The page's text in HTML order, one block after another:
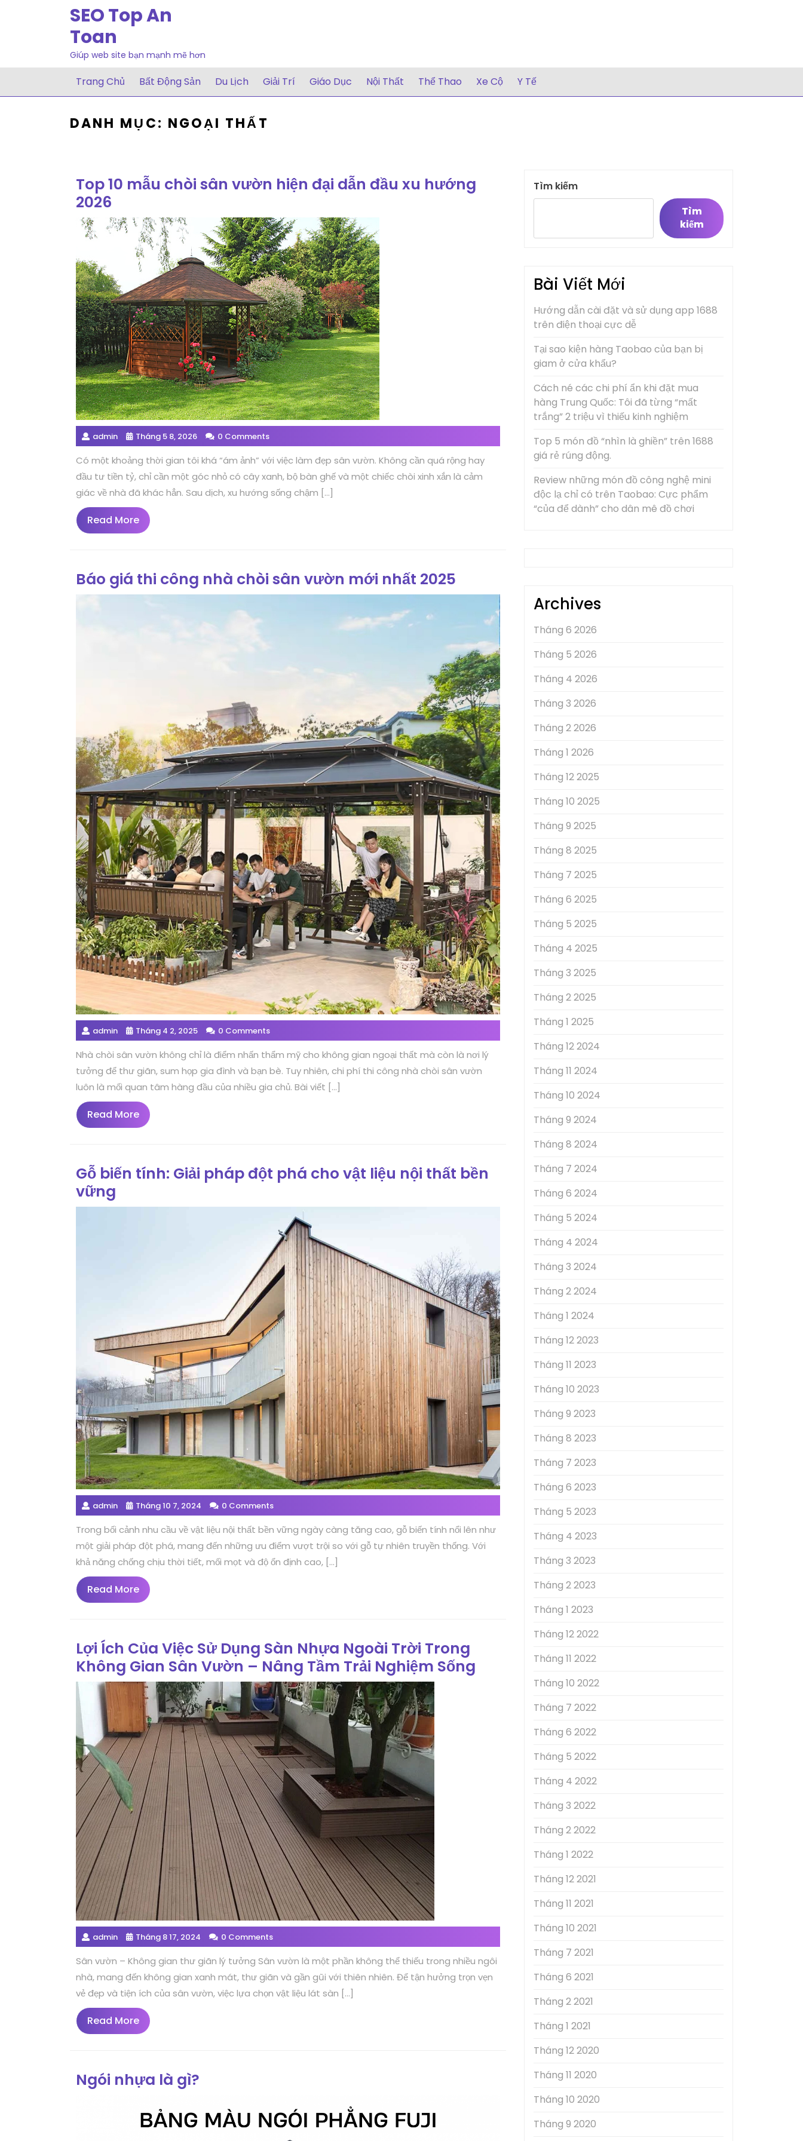
SEO Top An
Toan
Giúp web site bạn mạnh mẽ hơn
Trang Chủ Bất Động Sản Du Lịch Giải Trí Giáo Dục Nội Thất Thể Thao Xe Cộ Y Tế
DANH MỤC: NGOẠI THẤT
Top 10 mẫu chòi sân vườn hiện đại dẫn đầu xu hướng
2026
admin Tháng 5 8, 2026 0 Comments
Có một khoảng thời gian tôi khá “ám ảnh” với việc làm đẹp sân vườn. Không cần quá rộng hay
đầu tư tiền tỷ, chỉ cần một góc nhỏ có cây xanh, bộ bàn ghế và một chiếc chòi xinh xắn là cảm
giác về nhà đã khác hẳn. Sau dịch, xu hướng sống chậm […]
Read MoreRead
More
Báo giá thi công nhà chòi sân vườn mới nhất 2025
admin Tháng 4 2, 2025 0 Comments
Nhà chòi sân vườn không chỉ là điểm nhấn thẩm mỹ cho không gian ngoại thất mà còn là nơi lý
tưởng để thư giãn, sum họp gia đình và bạn bè. Tuy nhiên, chi phí thi công nhà chòi sân vườn
luôn là mối quan tâm hàng đầu của nhiều gia chủ. Bài viết […]
Read MoreRead
More
Gỗ biến tính: Giải pháp đột phá cho vật liệu nội thất bền
vững
admin Tháng 10 7, 2024 0 Comments
Trong bối cảnh nhu cầu về vật liệu nội thất bền vững ngày càng tăng cao, gỗ biến tính nổi lên như
một giải pháp đột phá, mang đến những ưu điểm vượt trội so với gỗ tự nhiên truyền thống. Với
khả năng chống chịu thời tiết, mối mọt và độ ổn định cao, […]
Read MoreRead
More
Lợi Ích Của Việc Sử Dụng Sàn Nhựa Ngoài Trời Trong
Không Gian Sân Vườn – Nâng Tầm Trải Nghiệm Sống
admin Tháng 8 17, 2024 0 Comments
Sân vườn – Không gian thư giãn lý tưởng Sân vườn là một phần không thể thiếu trong nhiều ngôi
nhà, mang đến không gian xanh mát, thư giãn và gần gũi với thiên nhiên. Để tận hưởng trọn vẹn
vẻ đẹp và tiện ích của sân vườn, việc lựa chọn vật liệu lát sàn […]
Read MoreRead
More
Ngói nhựa là gì?
Tìm kiếm
Tìm
kiếm
Bài Viết Mới
Hướng dẫn cài đặt và sử dụng app 1688
trên điện thoại cực dễ
Tại sao kiện hàng Taobao của bạn bị
giam ở cửa khẩu?
Cách né các chi phí ẩn khi đặt mua
hàng Trung Quốc: Tôi đã từng “mất
trắng” 2 triệu vì thiếu kinh nghiệm
Top 5 món đồ “nhìn là ghiền” trên 1688
giá rẻ rúng động.
Review những món đồ công nghệ mini
độc lạ chỉ có trên Taobao: Cực phẩm
“của để dành” cho dân mê đồ chơi
Archives
Tháng 6 2026
Tháng 5 2026
Tháng 4 2026
Tháng 3 2026
Tháng 2 2026
Tháng 1 2026
Tháng 12 2025
Tháng 10 2025
Tháng 9 2025
Tháng 8 2025
Tháng 7 2025
Tháng 6 2025
Tháng 5 2025
Tháng 4 2025
Tháng 3 2025
Tháng 2 2025
Tháng 1 2025
Tháng 12 2024
Tháng 11 2024
Tháng 10 2024
Tháng 9 2024
Tháng 8 2024
Tháng 7 2024
Tháng 6 2024
Tháng 5 2024
Tháng 4 2024
Tháng 3 2024
Tháng 2 2024
Tháng 1 2024
Tháng 12 2023
Tháng 11 2023
Tháng 10 2023
Tháng 9 2023
Tháng 8 2023
Tháng 7 2023
Tháng 6 2023
Tháng 5 2023
Tháng 4 2023
Tháng 3 2023
Tháng 2 2023
Tháng 1 2023
Tháng 12 2022
Tháng 11 2022
Tháng 10 2022
Tháng 7 2022
Tháng 6 2022
Tháng 5 2022
Tháng 4 2022
Tháng 3 2022
Tháng 2 2022
Tháng 1 2022
Tháng 12 2021
Tháng 11 2021
Tháng 10 2021
Tháng 7 2021
Tháng 6 2021
Tháng 2 2021
Tháng 1 2021
Tháng 12 2020
Tháng 11 2020
Tháng 10 2020
Tháng 9 2020